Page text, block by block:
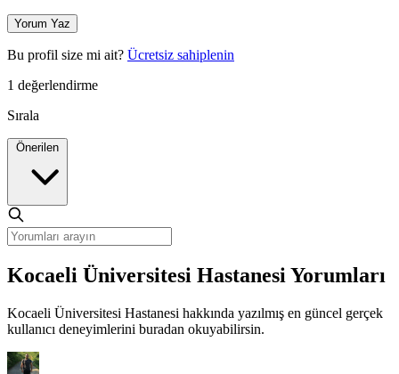
Yorum Yaz
Bu profil size mi ait? Ücretsiz sahiplenin
1 değerlendirme
Sırala
Kocaeli Üniversitesi Hastanesi Yorumları
Kocaeli Üniversitesi Hastanesi hakkında yazılmış en güncel gerçek
kullanıcı deneyimlerini buradan okuyabilirsin.